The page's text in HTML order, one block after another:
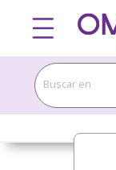
Buscar en